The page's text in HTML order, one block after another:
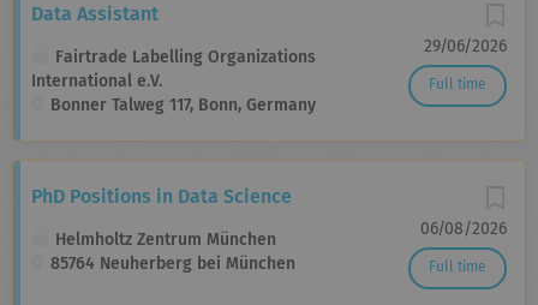
29/06/2026
Full time
Data Assistant
Fairtrade Labelling Organizations
International e.V.
Bonner Talweg 117, Bonn, Germany
06/08/2026
Full time
PhD Positions in Data Science
Helmholtz Zentrum München
85764 Neuherberg bei München